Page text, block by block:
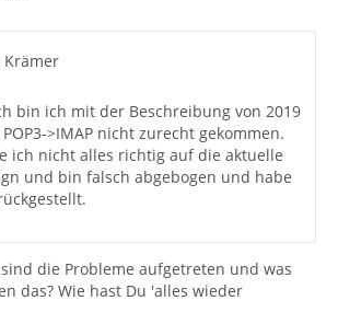
Krämer
bin ich mit der Beschreibung von 2019
>IMAP nicht zurecht gekommen.
ich nicht alles richtig auf die aktuelle
und bin falsch abgebogen und habe
die Probleme aufgetreten und was
das? Wie hast Du 'alles wieder